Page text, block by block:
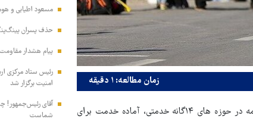
زمان مطالعه: ۱ دقیقه
حسین رضائی با بیان اینکه حدود ۲۵هزار خدمه در حوزه های ۱۴گانه خدمتی، آماده خدمت برای
مسعود اطیابی و
حذف پسران
پیام هشدار
امنیت برگزار شد
آقای رئیس‌جمهور!
شماست